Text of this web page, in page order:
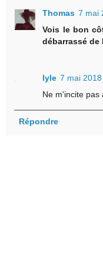
Thomas 7 mai
Vois le bon
débarrassé de
lyle 7 mai
Ne m'incite pas
Répondre